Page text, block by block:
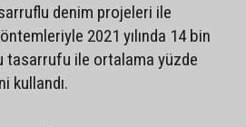
denim projeleri ile
2021 yılında 14 bin
tasarrufu ile ortalama yüzde
kullandı.